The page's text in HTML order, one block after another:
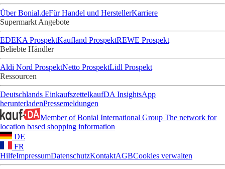
Über Bonial.deFür Handel und HerstellerKarriere
Supermarkt Angebote
EDEKA ProspektKaufland ProspektREWE Prospekt
Beliebte Händler
Aldi Nord ProspektNetto ProspektLidl Prospekt
Ressourcen
Deutschlands EinkaufszettelkaufDA InsightsApp
herunterladenPressemeldungen
Member of Bonial International Group The network for
location based shopping information
DE
FR
HilfeImpressumDatenschutzKontaktAGBCookies verwalten